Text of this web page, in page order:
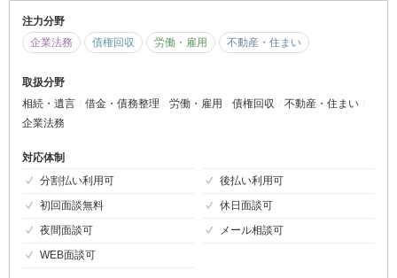
注力分野
企業法務
債権回収 労働・雇用 不動産・住まい
取扱分野
相続・遺言
借金・債務整理 労働・雇用 債権回収
不動産・住まい
企業法務
対応体制
分割払い利用可
後払い利用可
初回面談無料
休日面談可
夜間面談可
メール相談可
WEB面談可